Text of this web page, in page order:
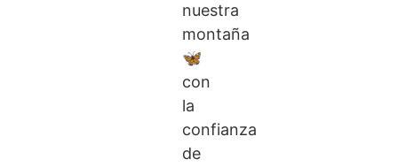
nuestra
montaña
🦋
con
la
confianza
de